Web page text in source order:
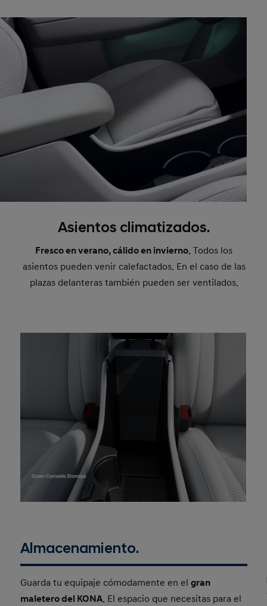
Asientos climatizados.
Fresco en verano, cálido en invierno. Todos los
asientos pueden venir calefactados. En el caso de las
plazas delanteras también pueden ser ventilados.
Almacenamiento.
Guarda tu equipaje cómodamente en elgran
maletero del KONA. El espacio que necesitas para el